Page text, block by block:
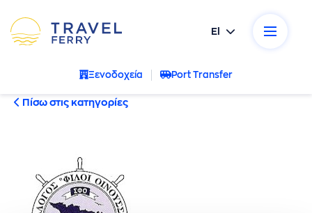
El
Ξενοδοχεία Port Transfer
Πίσω στις κατηγορίες